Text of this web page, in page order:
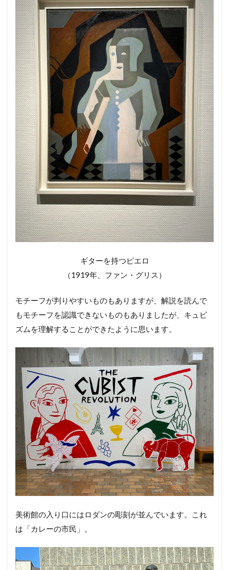
ギターを持つピエロ
（1919年、ファン・グリス）
モチーフが判りやすいものもありますが、解説を読んで
もモチーフを認識できないものもありましたが、キュビ
ズムを理解することができたように思います。
美術館の入り口にはロダンの彫刻が並んでいます。これ
は「カレーの市民」。